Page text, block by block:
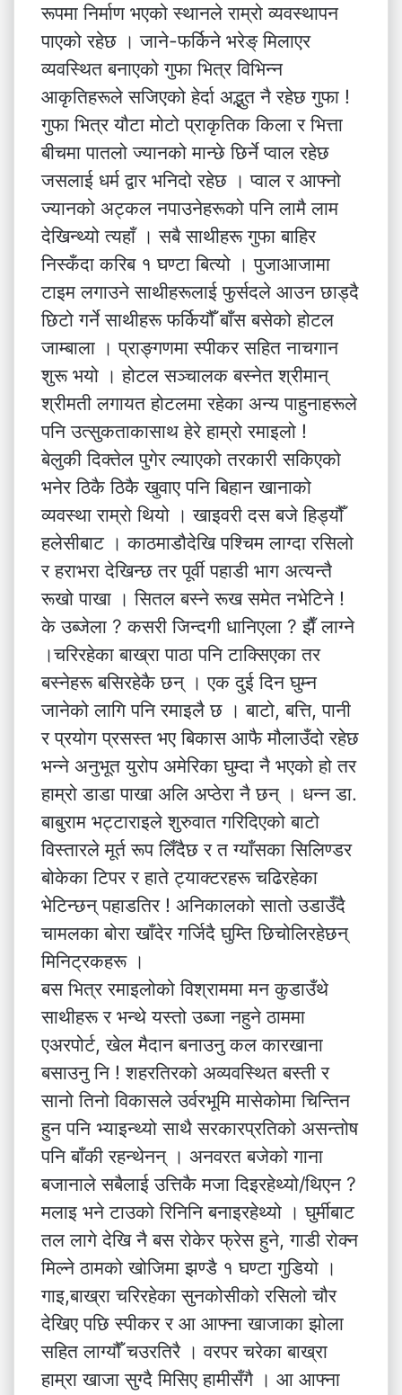
रूपमा निर्माण भएको स्थानले राम्रो व्यवस्थापन
पाएको रहेछ । जाने-फर्किने भरेङ् मिलाएर
व्यवस्थित बनाएको गुफा भित्र विभिन्न
आकृतिहरूले सजिएको हेर्दा अद्भुत नै रहेछ गुफा !
गुफा भित्र यौटा मोटो प्राकृतिक किला र भित्ता
बीचमा पातलो ज्यानको मान्छे छिर्ने प्वाल रहेछ
जसलाई धर्म द्वार भनिदो रहेछ । प्वाल र आफ्नो
ज्यानको अट्कल नपाउनेहरूको पनि लामै लाम
देखिन्थ्यो त्यहाँ । सबै साथीहरू गुफा बाहिर
निस्कँदा करिब १ घण्टा बित्यो । पुजाआजामा
टाइम लगाउने साथीहरूलाई फुर्सदले आउन छाड्दै
छिटो गर्ने साथीहरू फर्कियौँ बाँस बसेको होटल
जाम्बाला । प्राङ्गणमा स्पीकर सहित नाचगान
शुरू भयो । होटल सञ्चालक बस्नेत श्रीमान्
श्रीमती लगायत होटलमा रहेका अन्य पाहुनाहरूले
पनि उत्सुकताकासाथ हेरे हाम्रो रमाइलो !
बेलुकी दिक्तेल पुगेर ल्याएको तरकारी सकिएको
भनेर ठिकै ठिकै खुवाए पनि बिहान खानाको
व्यवस्था राम्रो थियो । खाइवरी दस बजे हिड्यौँ
हलेसीबाट । काठमाडौदेखि पश्चिम लाग्दा रसिलो
र हराभरा देखिन्छ तर पूर्वी पहाडी भाग अत्यन्तै
रूखो पाखा । सितल बस्ने रूख समेत नभेटिने !
के उब्जेला ? कसरी जिन्दगी धानिएला ? झैँ लाग्ने
।चरिरहेका बाख्रा पाठा पनि टाक्सिएका तर
बस्नेहरू बसिरहेकै छन् । एक दुई दिन घुम्न
जानेको लागि पनि रमाइलै छ । बाटो, बत्ति, पानी
र प्रयोग प्रसस्त भए बिकास आफै मौलाउँदो रहेछ
भन्ने अनुभूत युरोप अमेरिका घुम्दा नै भएको हो तर
हाम्रो डाडा पाखा अलि अप्ठेरा नै छन् । धन्न डा.
बाबुराम भट्टाराइले शुरुवात गरिदिएको बाटो
विस्तारले मूर्त रूप लिँदैछ र त ग्याँसका सिलिण्डर
बोकेका टिपर र हाते ट्याक्टरहरू चढिरहेका
भेटिन्छन् पहाडतिर ! अनिकालको सातो उडाउँदै
चामलका बोरा खाँदेर गर्जिदै घुम्ति छिचोलिरहेछन्
मिनिट्रकहरू ।
बस भित्र रमाइलोको विश्राममा मन कुडाउँथे
साथीहरू र भन्थे यस्तो उब्जा नहुने ठाममा
एअरपोर्ट, खेल मैदान बनाउनु कल कारखाना
बसाउनु नि ! शहरतिरको अव्यवस्थित बस्ती र
सानो तिनो विकासले उर्वरभूमि मासेकोमा चिन्तिन
हुन पनि भ्याइन्थ्यो साथै सरकारप्रतिको असन्तोष
पनि बाँकी रहन्थेनन् । अनवरत बजेको गाना
बजानाले सबैलाई उत्तिकै मजा दिइरहेथ्यो/थिएन ?
मलाइ भने टाउको रिनिनि बनाइरहेथ्यो । घुर्मीबाट
तल लागे देखि नै बस रोकेर फ्रेस हुने, गाडी रोक्न
मिल्ने ठामको खोजिमा झण्डै १ घण्टा गुडियो ।
गाइ,बाख्रा चरिरहेका सुनकोसीको रसिलो चौर
देखिए पछि स्पीकर र आ आफ्ना खाजाका झोला
सहित लाग्यौँ चउरतिरै । वरपर चरेका बाख्रा
हाम्रा खाजा सुग्दै मिसिए हामीसँगै । आ आफ्ना